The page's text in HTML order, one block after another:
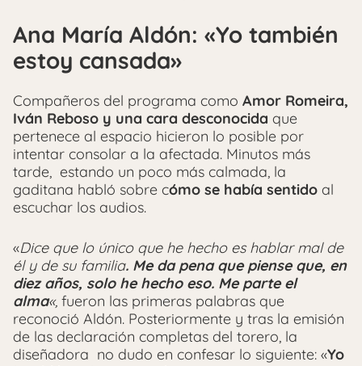
Ana María Aldón: «Yo también
estoy cansada»
Compañeros del programa como Amor Romeira,
Iván Reboso y una cara desconocida que
pertenece al espacio hicieron lo posible por
intentar consolar a la afectada. Minutos más
tarde, estando un poco más calmada, la
gaditana habló sobre cómo se había sentido al
escuchar los audios.
«Dice que lo único que he hecho es hablar mal de
él y de su familia. Me da pena que piense que, en
diez años, solo he hecho eso. Me parte el
alma«, fueron las primeras palabras que
reconoció Aldón. Posteriormente y tras la emisión
de las declaración completas del torero, la
diseñadora no dudo en confesar lo siguiente: «Yo